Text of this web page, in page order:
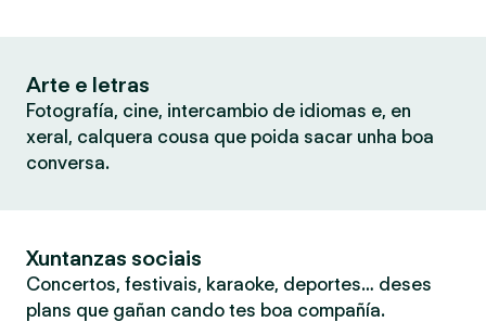
Arte e letras
Fotografía, cine, intercambio de idiomas e, en
xeral, calquera cousa que poida sacar unha boa
conversa.
Xuntanzas sociais
Concertos, festivais, karaoke, deportes… deses
plans que gañan cando tes boa compañía.